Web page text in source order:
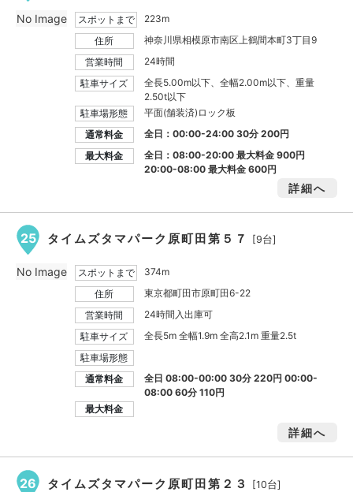
スポットまで
223m
住所
神奈川県相模原市南区上鶴間本町3丁目9
営業時間
24時間
駐車サイズ
全長5.00m以下、全幅2.00m以下、重量
2.50t以下
駐車場形態
平面(舗装済)ロック板
通常料金
全日：00:00-24:00 30分 200円
最大料金
全日：08:00-20:00 最大料金900円
20:00-08:00 最大料金600円
詳細へ
No Image
25 タイムズタマパーク原町田第５７ [9台]
スポットまで
374m
住所
東京都町田市原町田6-22
営業時間
24時間入出庫可
駐車サイズ
全長5m 全幅1.9m 全高2.1m 重量2.5t
駐車場形態
通常料金
全日 08:00-00:00 30分 220円 00:00-
08:00 60分 110円
最大料金
詳細へ
No Image
26 タイムズタマパーク原町田第２３ [10台]